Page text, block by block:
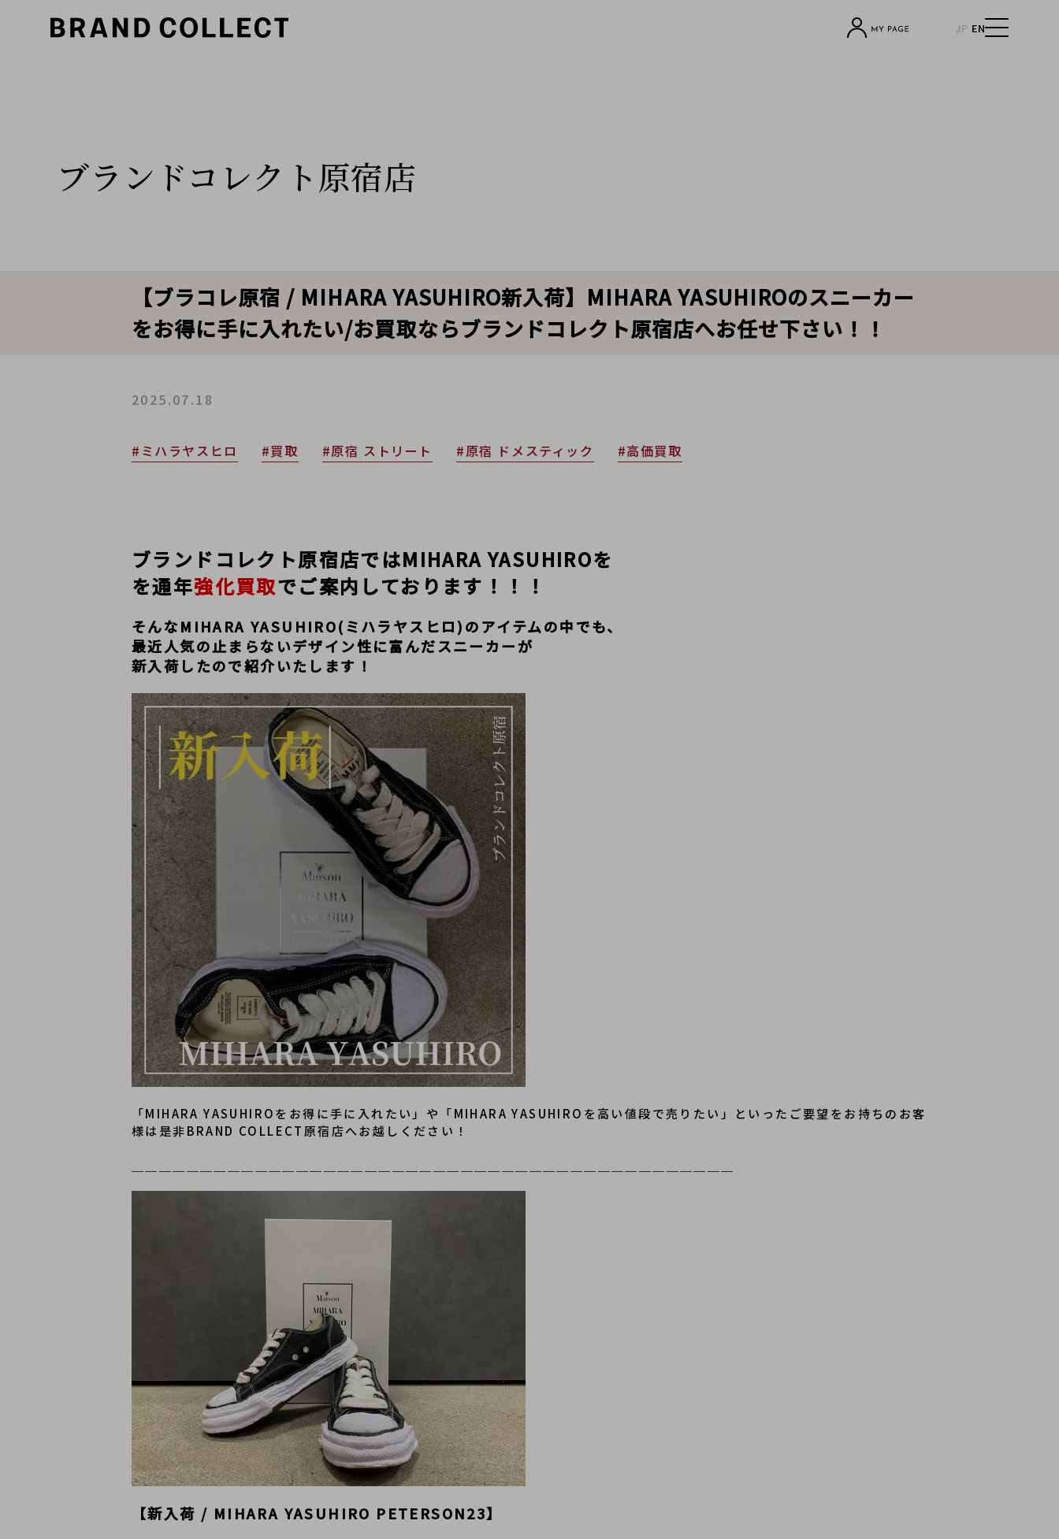
JP EN
ブランドコレクト原宿店
【ブラコレ原宿 / MIHARA YASUHIRO新入荷】MIHARA YASUHIROのスニーカー
をお得に手に入れたい/お買取ならブランドコレクト原宿店へお任せ下さい！！
2025.07.18
#ミハラヤスヒロ #買取 #原宿 ストリート #原宿 ドメスティック #高価買取
ブランドコレクト原宿店ではMIHARA YASUHIROを
を通年強化買取でご案内しております！！！
そんなMIHARA YASUHIRO(ミハラヤスヒロ)のアイテムの中でも、
最近人気の止まらないデザイン性に富んだスニーカーが
新入荷したので紹介いたします！
「MIHARA YASUHIROをお得に手に入れたい」や「MIHARA YASUHIROを高い値段で売りたい」といったご要望をお持ちのお客
様は是非BRAND COLLECT原宿店へお越しください！
【新入荷 / MIHARA YASUHIRO PETERSON23】